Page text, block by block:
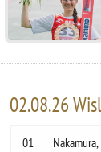
02.08.26
01 Nakamura,